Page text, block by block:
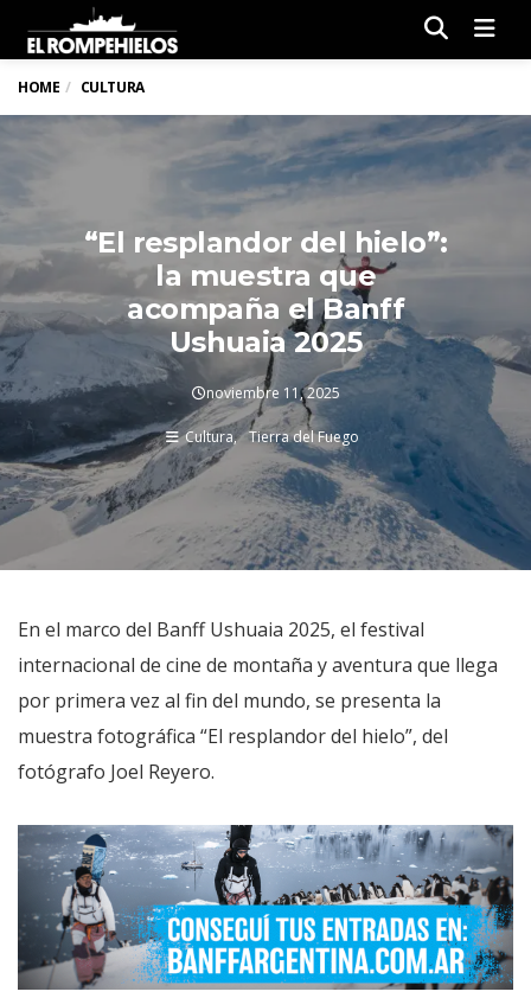
HOME CULTURA
“El resplandor del hielo”:
la muestra que
acompaña el Banff
Ushuaia 2025
noviembre 11, 2025
Cultura Tierra del Fuego
En el marco del Banff Ushuaia 2025, el festival
internacional de cine de montaña y aventura que llega
por primera vez al fin del mundo, se presenta la
muestra fotográfica “El resplandor del hielo”, del
fotógrafo Joel Reyero.